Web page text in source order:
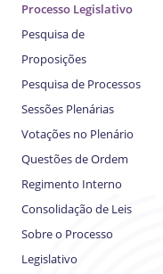
Processo Legislativo
Pesquisa de
Proposições
Pesquisa de Processos
Sessões Plenárias
Votações no Plenário
Questões de Ordem
Regimento Interno
Consolidação de Leis
Sobre o Processo
Legislativo